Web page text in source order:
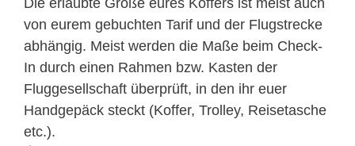
von eurem gebuchten Tarif und der Flugstrecke
abhängig. Meist werden die Maße beim Check-
In durch einen Rahmen bzw. Kasten der
Fluggesellschaft überprüft, in den ihr euer
Handgepäck steckt (Koffer, Trolley, Reisetasche
etc.).